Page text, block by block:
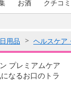
お酒 クチコ
用品 ヘルスケア
プレミアムケア
なるお口のトラ